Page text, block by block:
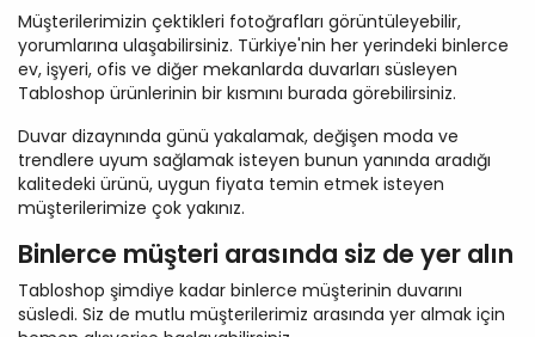
Müşterilerimizin çektikleri fotoğrafları görüntüleyebilir,
yorumlarına ulaşabilirsiniz. Türkiye'nin her yerindeki binlerce
ev, işyeri, ofis ve diğer mekanlarda duvarları süsleyen
Tabloshop ürünlerinin bir kısmını burada görebilirsiniz.
Duvar dizaynında günü yakalamak, değişen moda ve
trendlere uyum sağlamak isteyen bunun yanında aradığı
kalitedeki ürünü, uygun fiyata temin etmek isteyen
müşterilerimize çok yakınız.
Binlerce müşteri arasında siz de yer alın
Tabloshop şimdiye kadar binlerce müşterinin duvarını
süsledi. Siz de mutlu müşterilerimiz arasında yer almak için